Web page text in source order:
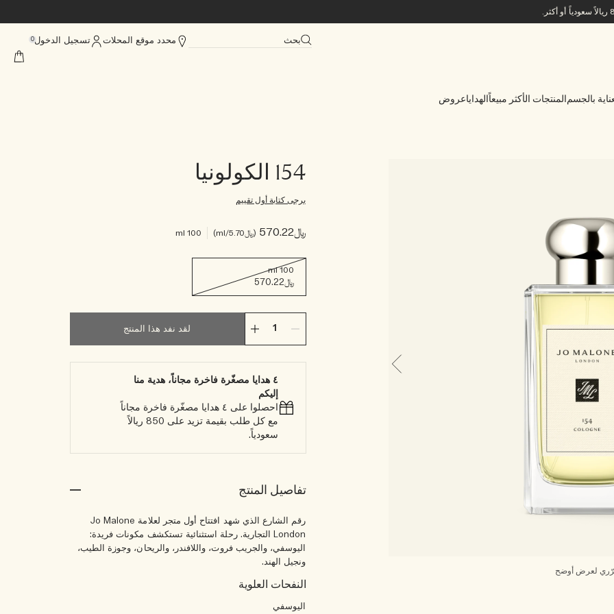
بحث محدد موقع المحلات تسجيل الدخول0
بالجسم المنتجات الأكثر مبيعاً الهداياعروض
154 الكولونيا
يرجى كتابة أول تقييم
لعرض أوضح
﷼570.22 ﷼5.70 /ml
100 ml
100 ml
﷼570.22
لقد نفد هذا المنتج
٤ هدايا مصغّرة فاخرة مجاناً، هدية منا
إليكم
احصلوا على ٤ هدايا مصغّرة فاخرة مجاناً
مع كل طلب بقيمة تزيد على 850 ريالاً
سعودياً.
تفاصيل المنتج
رقم الشارع الذي شهد افتتاح أول متجر لعلامة Jo Malone
London التجارية. رحلة استثنائية تستكشف مكونات فريدة:
اليوسفي، والجريب فروت، واللافندر، والريحان، وجوزة الطيب،
ونجيل الهند.
النفحات العلوية
اليوسفي